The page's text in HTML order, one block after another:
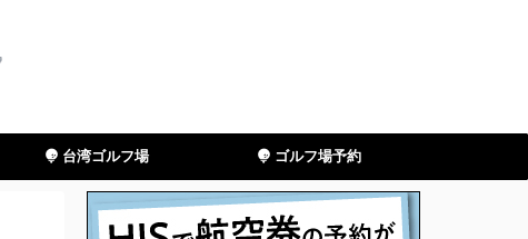
台湾ゴルフ場 ゴルフ場予約